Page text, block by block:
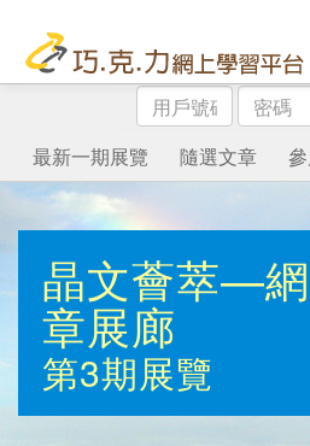
用
戶
號
碼
密
碼
最新一期展覽
隨選文章
晶文薈萃—
章展廊
第3期展覽